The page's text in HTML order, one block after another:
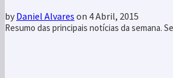
by Daniel Alvares on 4 Abril, 2015
Resumo das principais notícias da semana.